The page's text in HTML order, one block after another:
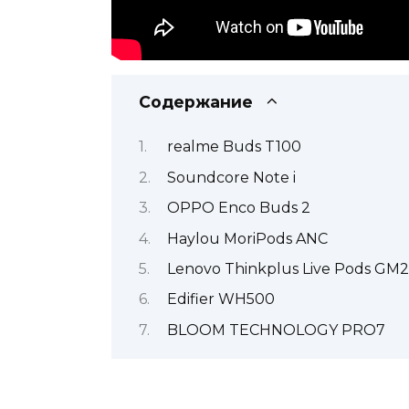
Содержание
realme Buds T100
Soundcore Note i
OPPO Enco Buds 2
Haylou MoriPods ANC
Lenovo Thinkplus Live Pods
Edifier WH500
BLOOM TECHNOLOGY PRO7